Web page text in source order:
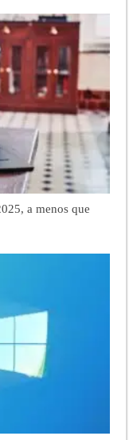
a menos que